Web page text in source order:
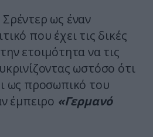
ως έναν
που έχει τις δικές
ετοιμότητα να τις
ωστόσο ότι
ως προσωπικό του
έμπειρο «Γερμανό